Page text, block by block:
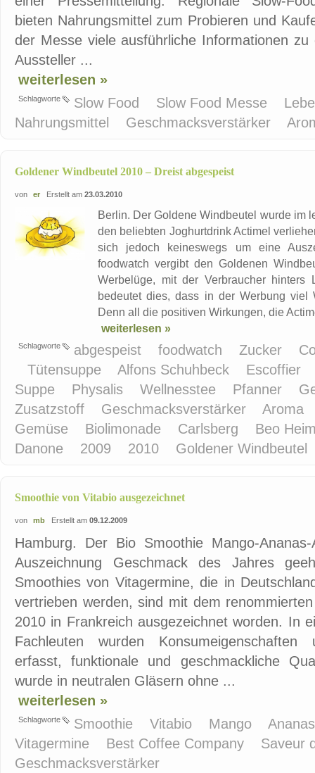
bieten Nahrungsmittel zum Probieren und
der Messe viele ausführliche Informationen
Aussteller ...
weiterlesen »
Schlagworte Slow Food Slow Food Messe
Nahrungsmittel
Geschmacksverstärker
Goldener Windbeutel 2010 – Dreist abgespeist
von er Erstellt am 23.03.2010
Berlin. Der Goldene Windbeutel wurde im
den beliebten Joghurtdrink Actimel
sich jedoch keineswegs um eine
foodwatch vergibt den Goldenen
Werbelüge, mit der Verbraucher
bedeutet dies, dass in der Werbung
Denn all die positiven Wirkungen, die
weiterlesen »
Schlagworte abgespeist foodwatch Zucker
Tütensuppe
Alfons Schuhbeck
Escoffier
Suppe
Physalis Wellnesstee Pfanner
Zusatzstoff
Geschmacksverstärker
Aroma
Gemüse
Biolimonade Carlsberg
Beo
Danone
2009 2010 Goldener Windbeutel
Smoothie von Vitabio ausgezeichnet
von mb Erstellt am 09.12.2009
Hamburg. Der Bio Smoothie Mango-
Auszeichnung Geschmack des Jahres
Smoothies von Vitagermine, die in
vertrieben werden, sind mit dem
2010 in Frankreich ausgezeichnet worden. In
Fachleuten wurden Konsumeigenschaften
erfasst, funktionale und geschmackliche
wurde in neutralen Gläsern ohne ...
weiterlesen »
Schlagworte Smoothie Vitabio Mango
Vitagermine
Best Coffee Company
Saveur
Geschmacksverstärker